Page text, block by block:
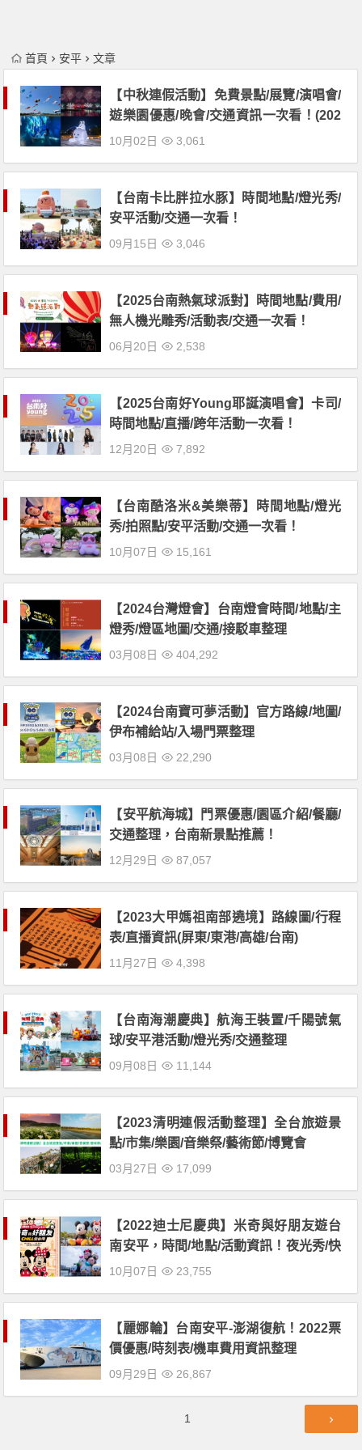
首頁 安平 文章
【中秋連假活動】免費景點/展覽/演唱會/
遊樂園優惠/晚會/交通資訊一次看！(202
5)
10月02日 3,061
【台南卡比胖拉水豚】時間地點/燈光秀/
安平活動/交通一次看！
09月15日 3,046
【2025台南熱氣球派對】時間地點/費用/
無人機光雕秀/活動表/交通一次看！
06月20日 2,538
【2025台南好Young耶誕演唱會】卡司/
時間地點/直播/跨年活動一次看！
12月20日 7,892
【台南酷洛米&美樂蒂】時間地點/燈光
秀/拍照點/安平活動/交通一次看！
10月07日 15,161
【2024台灣燈會】台南燈會時間/地點/主
燈秀/燈區地圖/交通/接駁車整理
03月08日 404,292
【2024台南寶可夢活動】官方路線/地圖/
伊布補給站/入場門票整理
03月08日 22,290
【安平航海城】門票優惠/園區介紹/餐廳/
交通整理，台南新景點推薦！
12月29日 87,057
【2023大甲媽祖南部遶境】路線圖/行程
表/直播資訊(屏東/東港/高雄/台南)
11月27日 4,398
【台南海潮慶典】航海王裝置/千陽號氣
球/安平港活動/燈光秀/交通整理
09月08日 11,144
【2023清明連假活動整理】全台旅遊景
點/市集/樂園/音樂祭/藝術節/博覽會
03月27日 17,099
【2022迪士尼慶典】米奇與好朋友遊台
南安平，時間/地點/活動資訊！夜光秀/快
閃店登場
10月07日 23,755
【麗娜輪】台南安平-澎湖復航！2022票
價優惠/時刻表/機車費用資訊整理
09月29日 26,867
1